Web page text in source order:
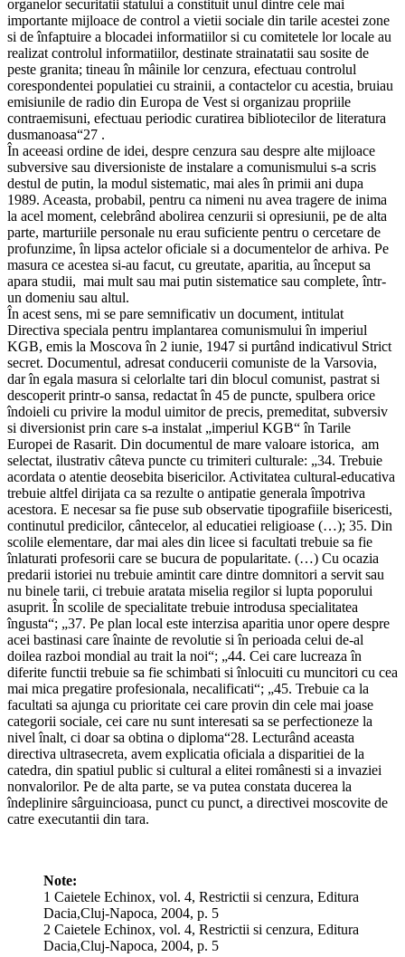
organelor securitatii statului a constituit unul dintre cele mai
importante mijloace de control a vietii sociale din tarile acestei zone
si de înfaptuire a blocadei informatiilor si cu comitetele lor locale au
realizat controlul informatiilor, destinate strainatatii sau sosite de
peste granita; tineau în mâinile lor cenzura, efectuau controlul
corespondentei populatiei cu strainii, a contactelor cu acestia, bruiau
emisiunile de radio din Europa de Vest si organizau propriile
contraemisuni, efectuau periodic curatirea bibliotecilor de literatura
dusmanoasa“27 .
În aceeasi ordine de idei, despre cenzura sau despre alte mijloace
subversive sau diversioniste de instalare a comunismului s-a scris
destul de putin, la modul sistematic, mai ales în primii ani dupa
1989. Aceasta, probabil, pentru ca nimeni nu avea tragere de inima
la acel moment, celebrând abolirea cenzurii si opresiunii, pe de alta
parte, marturiile personale nu erau suficiente pentru o cercetare de
profunzime, în lipsa actelor oficiale si a documentelor de arhiva. Pe
masura ce acestea si-au facut, cu greutate, aparitia, au început sa
apara studii, mai mult sau mai putin sistematice sau complete, într-
un domeniu sau altul.
În acest sens, mi se pare semnificativ un document, intitulat
Directiva speciala pentru implantarea comunismului în imperiul
KGB, emis la Moscova în 2 iunie, 1947 si purtând indicativul Strict
secret. Documentul, adresat conducerii comuniste de la Varsovia,
dar în egala masura si celorlalte tari din blocul comunist, pastrat si
descoperit printr-o sansa, redactat în 45 de puncte, spulbera orice
îndoieli cu privire la modul uimitor de precis, premeditat, subversiv
si diversionist prin care s-a instalat „imperiul KGB“ în Tarile
Europei de Rasarit. Din documentul de mare valoare istorica, am
selectat, ilustrativ câteva puncte cu trimiteri culturale: „34. Trebuie
acordata o atentie deosebita bisericilor. Activitatea cultural-educativa
trebuie altfel dirijata ca sa rezulte o antipatie generala împotriva
acestora. E necesar sa fie puse sub observatie tipografiile bisericesti,
continutul predicilor, cântecelor, al educatiei religioase (…); 35. Din
scolile elementare, dar mai ales din licee si facultati trebuie sa fie
înlaturati profesorii care se bucura de popularitate. (…) Cu ocazia
predarii istoriei nu trebuie amintit care dintre domnitori a servit sau
nu binele tarii, ci trebuie aratata miselia regilor si lupta poporului
asuprit. În scolile de specialitate trebuie introdusa specialitatea
îngusta“; „37. Pe plan local este interzisa aparitia unor opere despre
acei bastinasi care înainte de revolutie si în perioada celui de-al
doilea razboi mondial au trait la noi“; „44. Cei care lucreaza în
diferite functii trebuie sa fie schimbati si înlocuiti cu muncitori cu cea
mai mica pregatire profesionala, necalificati“; „45. Trebuie ca la
facultati sa ajunga cu prioritate cei care provin din cele mai joase
categorii sociale, cei care nu sunt interesati sa se perfectioneze la
nivel înalt, ci doar sa obtina o diploma“28. Lecturând aceasta
directiva ultrasecreta, avem explicatia oficiala a disparitiei de la
catedra, din spatiul public si cultural a elitei românesti si a invaziei
nonvalorilor. Pe de alta parte, se va putea constata ducerea la
îndeplinire sârguincioasa, punct cu punct, a directivei moscovite de
catre executantii din tara.
Note:
1 Caietele Echinox, vol. 4, Restrictii si cenzura, Editura
Dacia,Cluj-Napoca, 2004, p. 5
2 Caietele Echinox, vol. 4, Restrictii si cenzura, Editura
Dacia,Cluj-Napoca, 2004, p. 5